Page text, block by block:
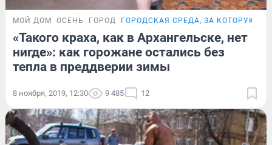
МОЙ ДОМ ОСЕНЬ ГОРОД ГОРОДСКАЯ СРЕДА, ЗА КОТОРУЮ
«Такого краха, как в Архангельске, нет
нигде»: как горожане остались без
тепла в преддверии зимы
8 ноября, 2019, 12:30 9 485 12